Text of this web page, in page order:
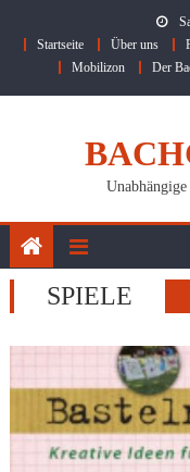
Startseite
Über uns
Mobilizon
Der
SPIELE